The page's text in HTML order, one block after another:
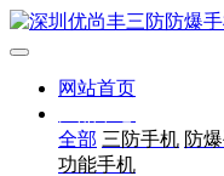
网站首页
全部 三防手机 防
功能手机